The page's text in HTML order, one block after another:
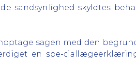
sandsynlighed skyldtes
sagen med den
en spe-